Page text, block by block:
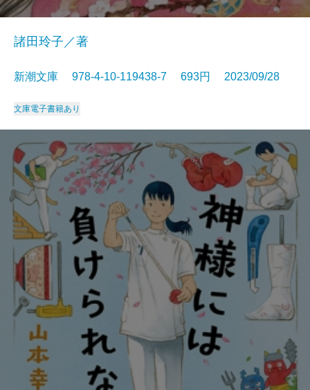
諸田玲子／著
新潮文庫 978-4-10-119438-7 693円 2023/09/28
文庫電子書籍あり